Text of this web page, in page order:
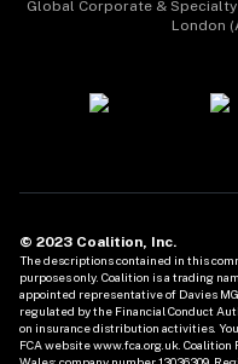
Global Corporate & Specialty
London
© 2023 Coalition, Inc.
The descriptions contained in this
purposes only. Coalition is a trading
appointed representative of Davies
regulated by the Financial Conduct
on insurance distribution activities.
FCA website www.fca.org.uk.
Wales: company number 13036309.